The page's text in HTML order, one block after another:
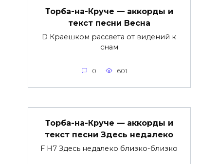
Торба-на-Круче — аккорды и
текст песни Весна
D Краешком рассвета от видений к
снам
0 601
Торба-на-Круче — аккорды и
текст песни Здесь недалеко
F H7 Здесь недалеко близко-близко